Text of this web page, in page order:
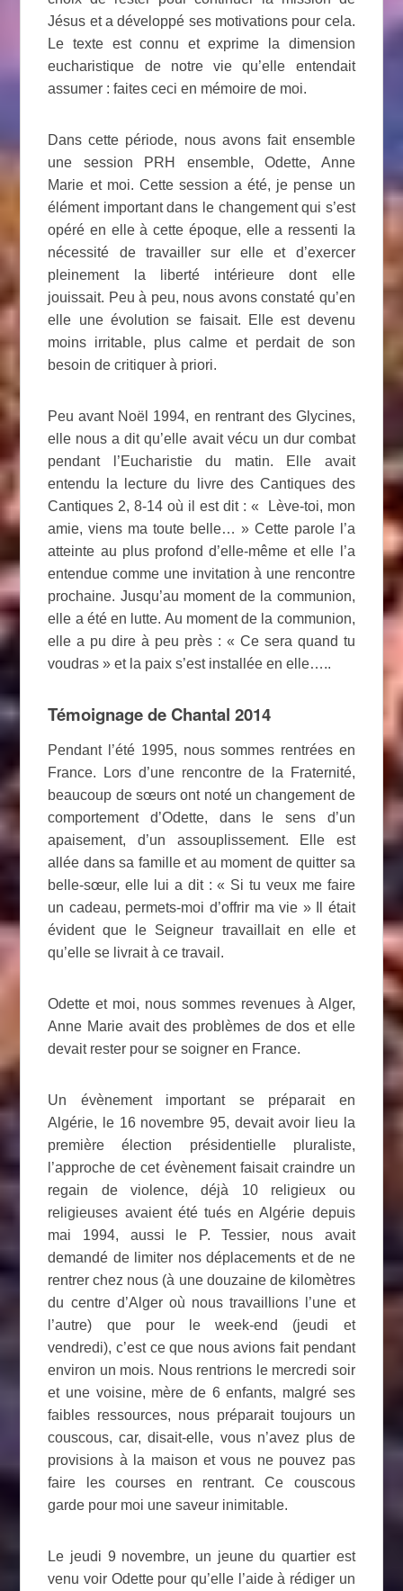
Jésus et a développé ses motivations pour cela.
Le texte est connu et exprime la dimension
eucharistique de notre vie qu’elle entendait
assumer : faites ceci en mémoire de moi.
Dans cette période, nous avons fait ensemble
une session PRH ensemble, Odette, Anne
Marie et moi. Cette session a été, je pense un
élément important dans le changement qui s’est
opéré en elle à cette époque, elle a ressenti la
nécessité de travailler sur elle et d’exercer
pleinement la liberté intérieure dont elle
jouissait. Peu à peu, nous avons constaté qu’en
elle une évolution se faisait. Elle est devenu
moins irritable, plus calme et perdait de son
besoin de critiquer à priori.
Peu avant Noël 1994, en rentrant des Glycines,
elle nous a dit qu’elle avait vécu un dur combat
pendant l’Eucharistie du matin. Elle avait
entendu la lecture du livre des Cantiques des
Cantiques 2, 8-14 où il est dit : « Lève-toi, mon
amie, viens ma toute belle… » Cette parole l’a
atteinte au plus profond d’elle-même et elle l’a
entendue comme une invitation à une rencontre
prochaine. Jusqu’au moment de la communion,
elle a été en lutte. Au moment de la communion,
elle a pu dire à peu près : « Ce sera quand tu
voudras » et la paix s’est installée en elle…..
Témoignage de Chantal 2014
Pendant l’été 1995, nous sommes rentrées en
France. Lors d’une rencontre de la Fraternité,
beaucoup de sœurs ont noté un changement de
comportement d’Odette, dans le sens d’un
apaisement, d’un assouplissement. Elle est
allée dans sa famille et au moment de quitter sa
belle-sœur, elle lui a dit : « Si tu veux me faire
un cadeau, permets-moi d’offrir ma vie » Il était
évident que le Seigneur travaillait en elle et
qu’elle se livrait à ce travail.
Odette et moi, nous sommes revenues à Alger,
Anne Marie avait des problèmes de dos et elle
devait rester pour se soigner en France.
Un évènement important se préparait en
Algérie, le 16 novembre 95, devait avoir lieu la
première élection présidentielle pluraliste,
l’approche de cet évènement faisait craindre un
regain de violence, déjà 10 religieux ou
religieuses avaient été tués en Algérie depuis
mai 1994, aussi le P. Tessier, nous avait
demandé de limiter nos déplacements et de ne
rentrer chez nous (à une douzaine de kilomètres
du centre d’Alger où nous travaillions l’une et
l’autre) que pour le week-end (jeudi et
vendredi), c’est ce que nous avions fait pendant
environ un mois. Nous rentrions le mercredi soir
et une voisine, mère de 6 enfants, malgré ses
faibles ressources, nous préparait toujours un
couscous, car, disait-elle, vous n’avez plus de
provisions à la maison et vous ne pouvez pas
faire les courses en rentrant. Ce couscous
garde pour moi une saveur inimitable.
Le jeudi 9 novembre, un jeune du quartier est
venu voir Odette pour qu’elle l’aide à rédiger un